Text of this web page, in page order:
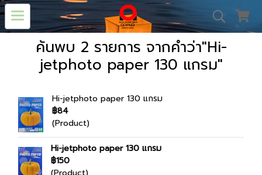
ค้นพบ 2 รายการ จากคำว่า"Hi-
jetphoto paper 130 แกรม"
Hi-jetphoto paper 130 แกรม
฿84
(Product)
Hi-jetphoto paper 130 แกรม
฿150